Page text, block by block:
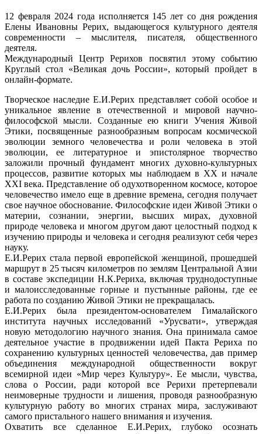
12 февраля 2024 года исполняется 145 лет со дня рождения
Елены Ивановны Рерих, выдающегося культурного деятеля
современности – мыслителя, писателя, общественного
деятеля.
Международный Центр Рерихов посвятил этому событию
Круглый стол «Великая дочь России», который пройдет в
онлайн-формате.
Творческое наследие Е.И.Рерих представляет собой особое и
уникальное явление в отечественной и мировой научно-
философской мысли. Созданные ею книги Учения Живой
Этики, посвященные разнообразным вопросам космической
эволюции земного человечества и роли человека в этой
эволюции, ее литературное и эпистолярное творчество
заложили прочный фундамент многих духовно-культурных
процессов, развитие которых мы наблюдаем в ХХ и начале
ХХI века. Представление об одухотворенном космосе, которое
человечество имело еще в древние времена, сегодня получает
свое научное обоснование. Философские идеи Живой Этики о
материи, сознании, энергии, высших мирах, духовной
природе человека и многом другом дают целостный подход к
изучению природы и человека и сегодня реализуют себя через
науку.
Е.И.Рерих стала первой европейской женщиной, прошедшей
маршрут в 25 тысяч километров по землям Центральной Азии
в составе экспедиции Н.К.Рериха, включая труднодоступные
и малоисследованные горные и пустынные районы, где ее
работа по созданию Живой Этики не прекращалась.
Е.И.Рерих была президентом-основателем Гималайского
института научных исследований «Урусвати», утверждая
новую методологию научного знания. Она принимала самое
деятельное участие в продвижении идей Пакта Рериха по
сохранению культурных ценностей человечества, дав пример
объединения международной общественности вокруг
всемирной идеи «Мир через Культуру». Ее мысли, чувства,
слова о России, ради которой все Рерихи претерпевали
неимоверные трудности и лишения, проводя разнообразную
культурную работу во многих странах мира, заслуживают
самого пристального нашего внимания и изучения.
Охватить все сделанное Е.И.Рерих, глубоко осознать